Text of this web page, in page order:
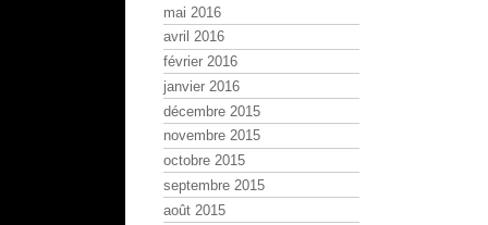
mai 2016
avril 2016
février 2016
janvier 2016
décembre 2015
novembre 2015
octobre 2015
septembre 2015
août 2015